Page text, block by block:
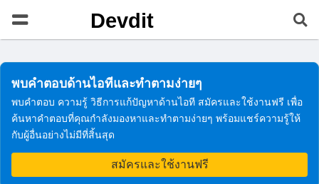
Devdit
พบคำตอบด้านไอทีและทำตามง่ายๆ
พบคำตอบ ความรู้ วิธีการแก้ปัญหาด้านไอที สมัครและใช้งานฟรี เพื่อ
ค้นหาคำตอบที่คุณกำลังมองหาและทำตามง่ายๆ พร้อมแชร์ความรู้ให้
กับผู้อื่นอย่างไม่มีที่สิ้นสุด
สมัครและใช้งานฟรี